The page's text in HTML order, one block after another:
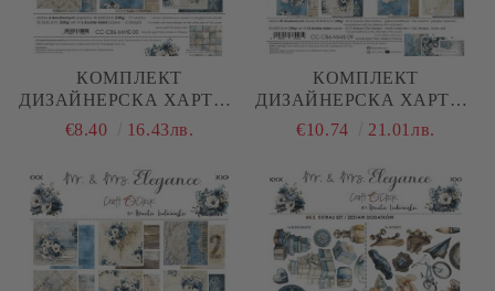
КОМПЛЕКТ
ДИЗАЙНЕРСКА ХАРТИЯ
- MR AND MRS
€8.40 16.43лв.
КОМПЛЕКТ
ДИЗАЙНЕРСКА ХАРТИЯ
- MR AND MRS
€10.74 21.01лв.